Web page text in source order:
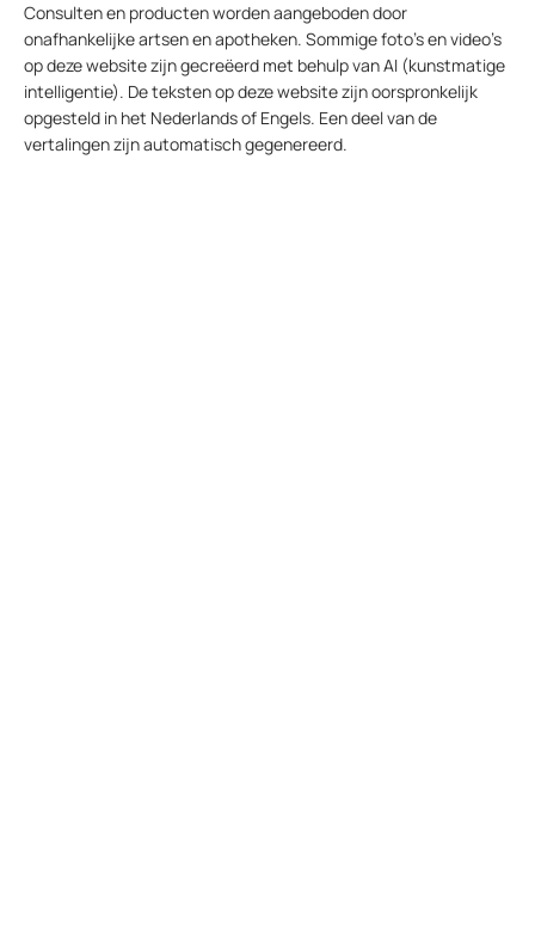
Consulten en producten worden aangeboden door
onafhankelijke artsen en apotheken. Sommige foto’s en video’s
op deze website zijn gecreëerd met behulp van AI (kunstmatige
intelligentie). De teksten op deze website zijn oorspronkelijk
opgesteld in het Nederlands of Engels. Een deel van de
vertalingen zijn automatisch gegenereerd.